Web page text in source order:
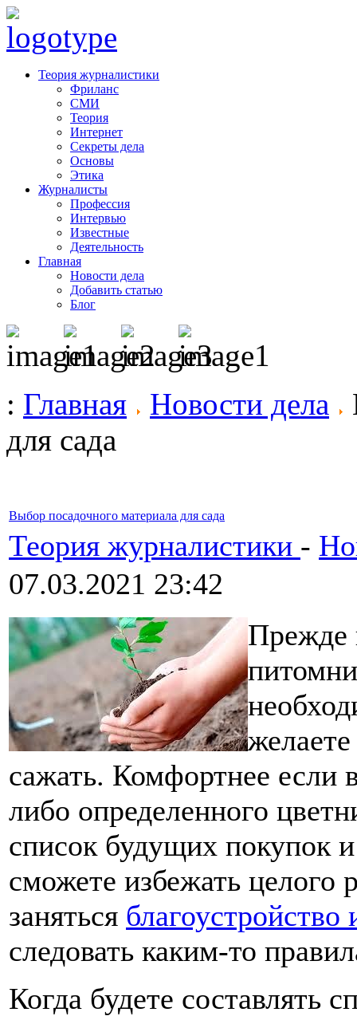
Теория журналистики
Фриланс
СМИ
Теория
Интернет
Секреты дела
Основы
Этика
Журналисты
Профессия
Интервью
Известные
Деятельность
Главная
Новости дела
Добавить статью
Блог
: Главная Новости дела
для сада
Выбор посадочного материала для сада
Теория журналистики -
07.03.2021 23:42
Прежде
сажать. Комфортнее если
либо определенного
список будущих покупок
сможете избежать целого
заняться благоустройство
следовать каким-то
Когда будете составлять